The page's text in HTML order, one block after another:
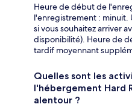
Heure de début de
l'enregistrement : minuit.
si vous souhaitez arriver
disponibilité). Heure de
tardif moyennant
Quelles sont les
l'hébergement Hard
alentour ?